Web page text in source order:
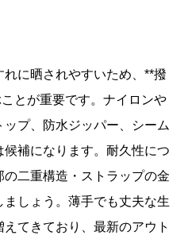
に晒されやすいため、**撥
とが重要です。ナイロンや
プ、防水ジッパー、シーム
補になります。耐久性につ
二重構造・ストラップの金
しょう。薄手でも丈夫な生
てきており、最新のアウト